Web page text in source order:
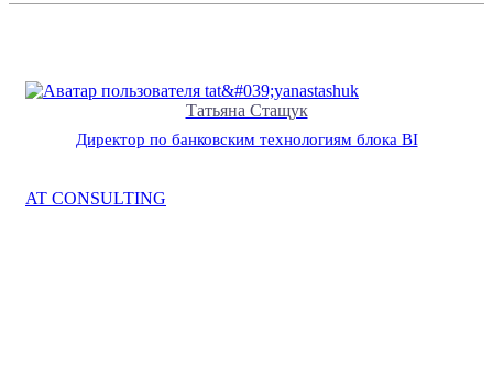
Татьяна Стащук
Директор по банковским технологиям блока BI
AT CONSULTING